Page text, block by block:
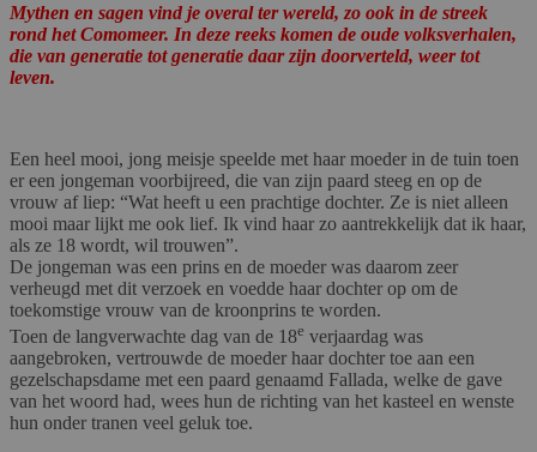
Mythen en sagen vind je overal ter wereld, zo ook in de streek
rond het Comomeer. In deze reeks komen de oude volksverhalen,
die van generatie tot generatie daar zijn doorverteld, weer tot
leven.
Een heel mooi, jong meisje speelde met haar moeder in de tuin toen
er een jongeman voorbijreed, die van zijn paard steeg en op de
vrouw af liep: “Wat heeft u een prachtige dochter. Ze is niet alleen
mooi maar lijkt me ook lief. Ik vind haar zo aantrekkelijk dat ik haar,
als ze 18 wordt, wil trouwen”.
De jongeman was een prins en de moeder was daarom zeer
verheugd met dit verzoek en voedde haar dochter op om de
toekomstige vrouw van de kroonprins te worden.
Toen de langverwachte dag van de 18e verjaardag was
aangebroken, vertrouwde de moeder haar dochter toe aan een
gezelschapsdame met een paard genaamd Fallada, welke de gave
van het woord had, wees hun de richting van het kasteel en wenste
hun onder tranen veel geluk toe.